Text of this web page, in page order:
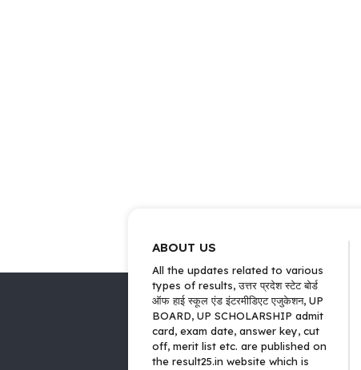
ABOUT US
All the updates related to various
types of results, उत्तर प्रदेश स्टेट बोर्ड
ऑफ हाई स्कूल एंड इंटरमीडिएट एजुकेशन, UP
BOARD, UP SCHOLARSHIP admit
card, exam date, answer key, cut
off, merit list etc. are published on
the result25.in website which is